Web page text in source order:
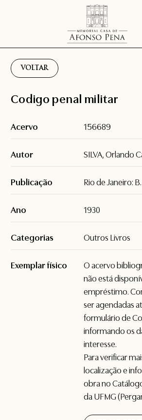
VOLTAR
Codigo penal militar
Acervo 156689
Autor SILVA, Orlando
Publicação Rio de Janeiro:
Ano 1930
Categorias Outros Livros
Exemplar físico
O acervo
não está
empréstimo.
ser agendadas
formulário de
informando os
interesse.
Para verificar
localização e
obra no
da UFMG